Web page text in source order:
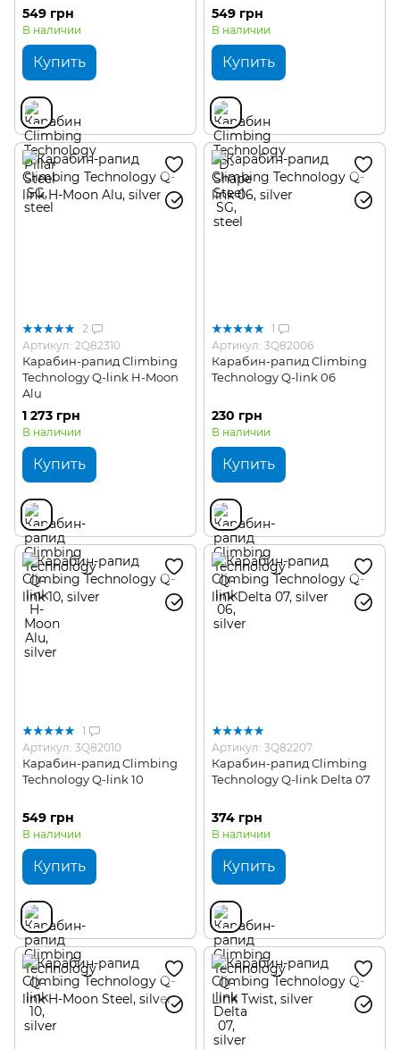
549 грн
В наличии
Купить
549 грн
В наличии
Купить
2
Артикул: 2Q82310
Карабин-рапид Climbing
Technology Q-link H-Moon
Alu
1 273 грн
В наличии
Купить
1
Артикул: 3Q82006
Карабин-рапид Climbing
Technology Q-link 06
230 грн
В наличии
Купить
1
Артикул: 3Q82010
Карабин-рапид Climbing
Technology Q-link 10
549 грн
В наличии
Купить
Артикул: 3Q82207
Карабин-рапид Climbing
Technology Q-link Delta 07
374 грн
В наличии
Купить